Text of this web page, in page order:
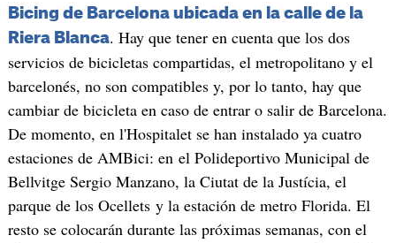
Bicing de Barcelona ubicada en la calle de la
Riera Blanca. Hay que tener en cuenta que los dos
servicios de bicicletas compartidas, el metropolitano y el
barcelonés, no son compatibles y, por lo tanto, hay que
cambiar de bicicleta en caso de entrar o salir de Barcelona.
De momento, en l'Hospitalet se han instalado ya cuatro
estaciones de AMBici: en el Polideportivo Municipal de
Bellvitge Sergio Manzano, la Ciutat de la Justícia, el
parque de los Ocellets y la estación de metro Florida. El
resto se colocarán durante las próximas semanas, con el